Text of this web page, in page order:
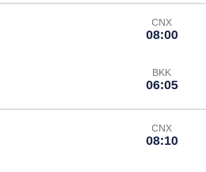
CNX
08:00
BKK
06:05
CNX
08:10